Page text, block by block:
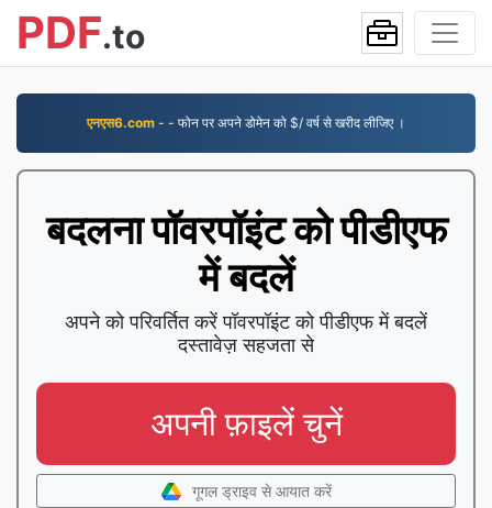
PDF.to
एनएस6.com - - फोन पर अपने डोमेन को $/ वर्ष से खरीद लीजिए ।
बदलना पॉवरपॉइंट को पीडीएफ
में बदलें
अपने को परिवर्तित करें पॉवरपॉइंट को पीडीएफ में बदलें
दस्तावेज़ सहजता से
अपनी फ़ाइलें चुनें
गूगल ड्राइव से आयात करें